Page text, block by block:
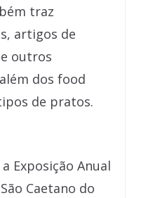
traz
artigos de
outros
dos food
de pratos.
Exposição Anual
Caetano do